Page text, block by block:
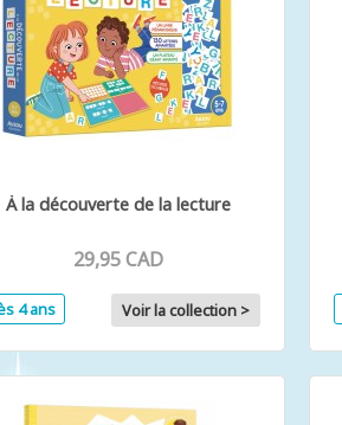
À la découverte de la lecture
29,95 CAD
4 ans Voir la collection >